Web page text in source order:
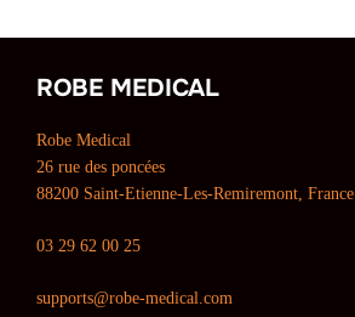
ROBE MEDICAL
Robe Medical
26 rue des poncées
88200 Saint-Etienne-Les-Remiremont, France
03 29 62 00 25
supports@robe-medical.com